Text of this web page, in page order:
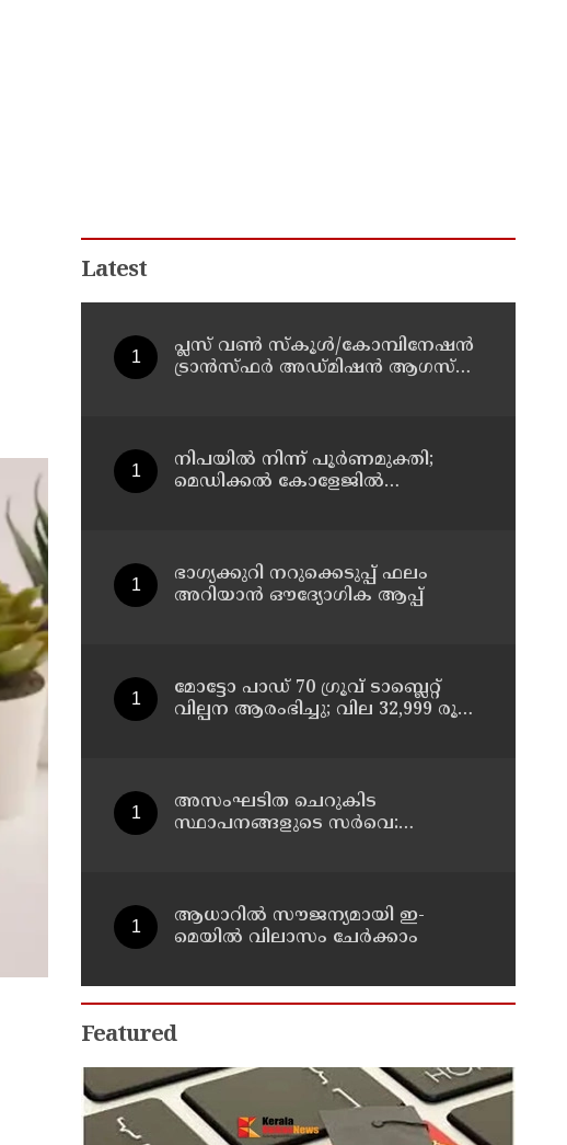
Latest
പ്ലസ് വൺ സ്‌കൂൾ/കോമ്പിനേഷൻ
ട്രാൻസ്ഫർ അഡ്മിഷൻ ആഗസ്ത്
നിപയിൽ നിന്ന് പൂർണമുക്തി;
മെഡിക്കൽ കോളേജിൽ
ഭാഗ്യക്കുറി നറുക്കെടുപ്പ് ഫലം
അറിയാൻ ഔദ്യോഗിക ആപ്പ്
മോട്ടോ പാഡ് 70 ഗ്രൂവ് ടാബ്ലെറ്റ്
വില്പന ആരംഭിച്ചു; വില 32,999 രൂപ
അസംഘടിത ചെറുകിട
സ്ഥാപനങ്ങളുടെ സർവെ:
ആധാറിൽ സൗജന്യമായി ഇ-
മെയിൽ വിലാസം ചേർക്കാം
Featured